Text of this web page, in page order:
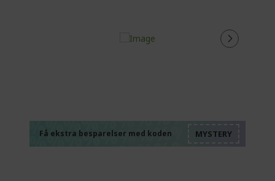
Få ekstra besparelser med koden